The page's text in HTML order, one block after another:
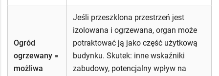
Ogród
ogrzewany =
możliwa
Jeśli przeszklona przestrzeń jest
izolowana i ogrzewana, organ może
potraktować ją jako część użytkową
budynku. Skutek: inne wskaźniki
zabudowy, potencjalny wpływ na